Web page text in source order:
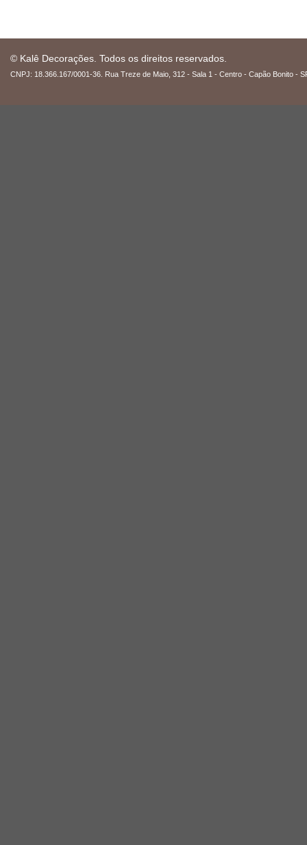
© Kalê Decorações. Todos os direitos reservados.
CNPJ: 18.366.167/0001-36. Rua Treze de Maio, 312 - Sala 1 - Centro - Capão Bonito -